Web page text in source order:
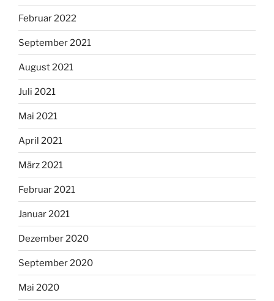
Februar 2022
September 2021
August 2021
Juli 2021
Mai 2021
April 2021
März 2021
Februar 2021
Januar 2021
Dezember 2020
September 2020
Mai 2020